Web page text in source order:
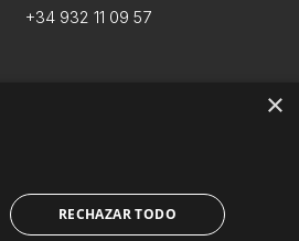
+34 932 11 09 57
×
RECHAZAR TODO